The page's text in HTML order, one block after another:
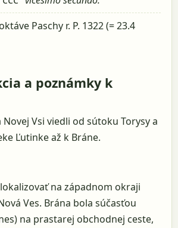
Paschy r. P. 1322 (= 23.4
a poznámky k
Vsi viedli od sútoku Torysy a
Ľutinke až k Bráne.
na západnom okraji
Ves. Brána bola súčasťou
na prastarej obchodnej ceste,